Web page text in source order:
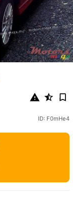
ID: F0mHe4